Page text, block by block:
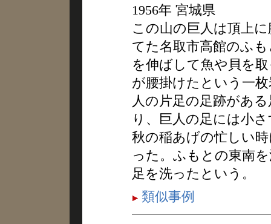
1956年 宮城県
この山の巨人は頂上
てた名取市高館のふ
を伸ばして魚や貝を
が腰掛けたという一
人の片足の足跡があ
り、巨人の足には小
秋の稲あげの忙しい
った。ふもとの東南
足を洗ったという。
類似事例